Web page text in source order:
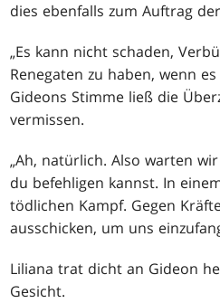
dies ebenfalls zum Auftrag
„Es kann nicht schaden,
Renegaten zu haben, wenn
Gideons Stimme ließ die
vermissen.
„Ah, natürlich. Also warten
du befehligen kannst. In
tödlichen Kampf. Gegen
ausschicken, um uns
Liliana trat dicht an Gideon
Gesicht.